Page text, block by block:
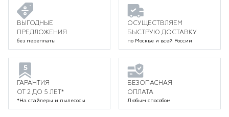
ВЫГОДНЫЕ
ПРЕДЛОЖЕНИЯ
без переплаты
ОСУЩЕСТВЛЯЕМ
БЫСТРУЮ ДОСТАВКУ
по Москве и всей России
ГАРАНТИЯ
ОТ 2 ДО 5 ЛЕТ*
*На стайлеры и пылесосы
БЕЗОПАСНАЯ
ОПЛАТА
Любым способом